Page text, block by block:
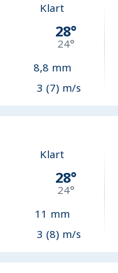
Klart
28°
24°
8,8 mm
3 (7) m/s
Klart
28°
24°
11 mm
3 (8) m/s